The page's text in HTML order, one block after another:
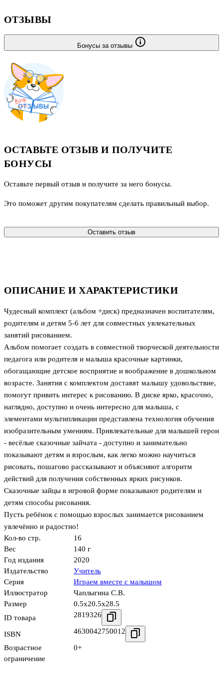
ОПИСАНИЕ И ХАРАКТЕРИСТИКИ
Чудесный комплект (альбом +диск) предназначен воспитателям,
родителям и детям 5-6 лет для совместных увлекательных
занятий рисованием.
Альбом помогает создать в совместной творческой деятельности
педагога или родителя и малыша красочные картинки,
обогащающие детское восприятие и воображение в дошкольном
возрасте. Занятия с комплектом доставят малышу удовольствие,
помогут привить интерес к рисованию. В диске ярко, красочно,
наглядно, доступно и очень интересно для малыша, с
элементами мультипликации представлена технология обучения
изобразительным умениям. Привлекательные для малышей герои
- весёлые сказочные зайчата - доступно и занимательно
показывают детям и взрослым, как легко можно научиться
рисовать, пошагово рассказывают и объясняют алгоритм
действий для получения собственных ярких рисунков.
Сказочные зайцы в игровой форме показывают родителям и
детям способы рисования.
Пусть ребёнок с помощью взрослых занимается рисованием
увлечённо и радостно!
Кол-во стр.
16
Вес
140 г
Год издания
2020
Издательство
Учитель
Серия
Играем вместе с малышом
Иллюстратор
Чаплыгина С.В.
Размер
0.5x20.5x28.5
ID товара
2819326
ISBN 4630042750012
Возрастное
ограничение
0+
ОТЗЫВЫ
Бонусы за отзывы
ОСТАВЬТЕ ОТЗЫВ И ПОЛУЧИТЕ
БОНУСЫ
Оставьте первый отзыв и получите за него бонусы.
Это поможет другим покупателям сделать правильный выбор.
Оставить отзыв